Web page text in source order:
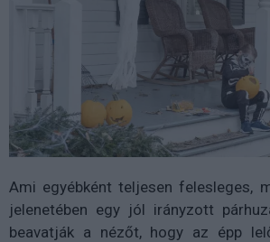
Ami egyébként teljesen felesleges,
jelenetében egy jól irányzott
beavatják a nézőt, hogy az épp